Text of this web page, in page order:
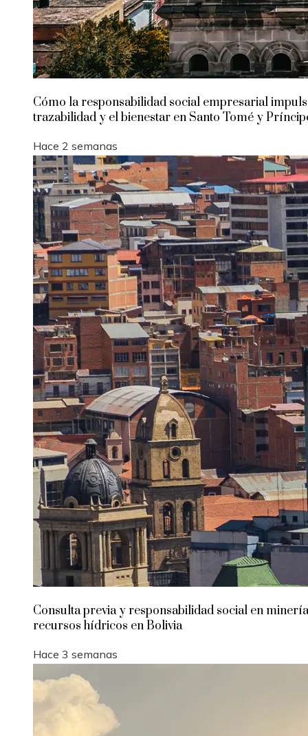
Cómo la responsabilidad social empresarial
trazabilidad y el bienestar en Santo Tomé y
Hace 2 semanas
Consulta previa y responsabilidad social en
recursos hídricos en Bolivia
Hace 3 semanas